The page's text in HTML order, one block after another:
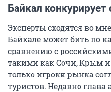
Байкал конкурирует
Эксперты сходятся во
Байкале может бить по
сравнению с
такими как Сочи, Крым и
только игроки рынка
туристов. Недавно глава